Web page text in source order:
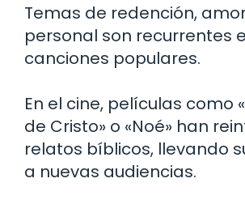
Temas de redención,
personal son recurrentes
canciones populares.
En el cine, películas como
de Cristo» o «Noé» han
relatos bíblicos, llevando
a nuevas audiencias.